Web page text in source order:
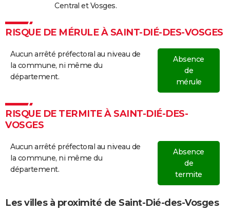
Central et Vosges.
RISQUE DE MÉRULE À SAINT-DIÉ-DES-VOSGES
Aucun arrêté préfectoral au niveau de
la commune, ni même du
département.
Absence
de
mérule
RISQUE DE TERMITE À SAINT-DIÉ-DES-
VOSGES
Aucun arrêté préfectoral au niveau de
la commune, ni même du
département.
Absence
de
termite
Les villes à proximité de Saint-Dié-des-Vosges